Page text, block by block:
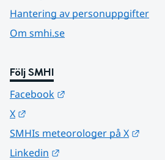
Hantering av personuppgifter
Om smhi.se
Följ SMHI
Facebook
X
SMHIs meteorologer på X
Linkedin